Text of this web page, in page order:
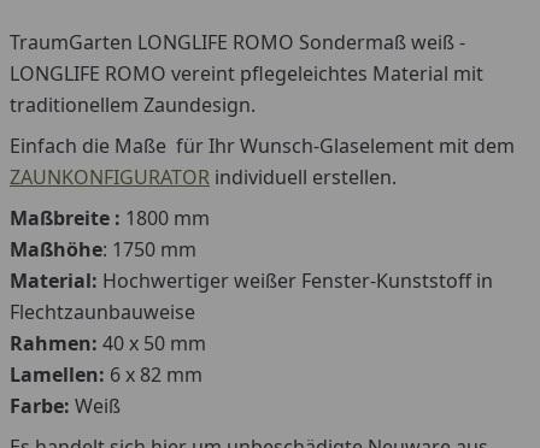
TraumGarten LONGLIFE ROMO Sondermaß weiß -
LONGLIFE ROMO vereint pflegeleichtes Material mit
traditionellem Zaundesign.
Einfach die Maße für Ihr Wunsch-Glaselement mit dem
ZAUNKONFIGURATOR individuell erstellen.
Maßbreite : 1800 mm
Maßhöhe: 1750 mm
Material: Hochwertiger weißer Fenster-Kunststoff in
Flechtzaunbauweise
Rahmen: 40 x 50 mm
Lamellen: 6 x 82 mm
Farbe: Weiß